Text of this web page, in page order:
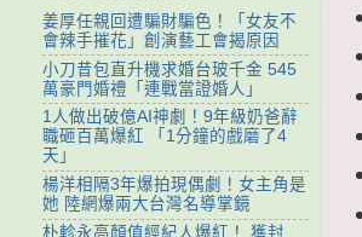
姜厚任親回遭騙財騙色！「女友不
會辣手摧花」創演藝工會揭原因
小刀昔包直升機求婚台玻千金 545
萬豪門婚禮「連戰當證婚人」
1人做出破億AI神劇！9年級奶爸辭
職砸百萬爆紅 「1分鐘的戲磨了4
天」
楊洋相隔3年爆拍現偶劇！女主角是
她 陸網爆兩大台灣名導掌鏡
朴軫永高顏值經紀人爆紅！ 獲封